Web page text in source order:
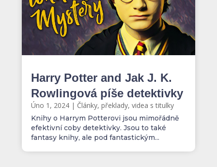
Harry Potter and Jak J. K.
Rowlingová píše detektivky
Úno 1, 2024| Články, překlady, videa s titulky
Knihy o Harrym Potterovi jsou mimořádně
efektivní coby detektivky. Jsou to také
fantasy knihy, ale pod fantastickým...